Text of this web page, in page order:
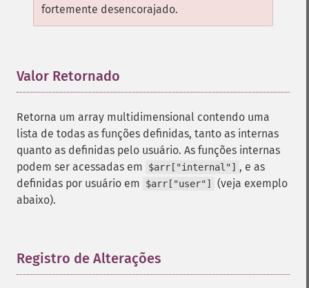
fortemente desencorajado.
Valor Retornado
Retorna um array multidimensional contendo uma
lista de todas as funções definidas, tanto as internas
quanto as definidas pelo usuário. As funções internas
podem ser acessadas em
$arr["internal"] , e as
definidas por usuário em
$arr["user"]
(veja exemplo
abaixo).
Registro de Alterações